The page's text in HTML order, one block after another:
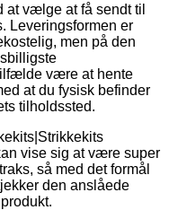
at vælge at få sendt til
Leveringsformen er
men på den
være at hente
at du fysisk befinder
tilholdssted.
vise sig at være super
så med det formål
den anslåede